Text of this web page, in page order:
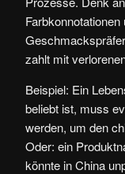
Farbkonnotationen
zahlt mit
Beispiel: Ein
beliebt ist, muss
werden, um den
Oder: ein
könnte in China